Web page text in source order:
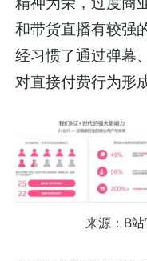
和带货直播有较强
经习惯了通过弹幕
对直接付费行为形
来源：B